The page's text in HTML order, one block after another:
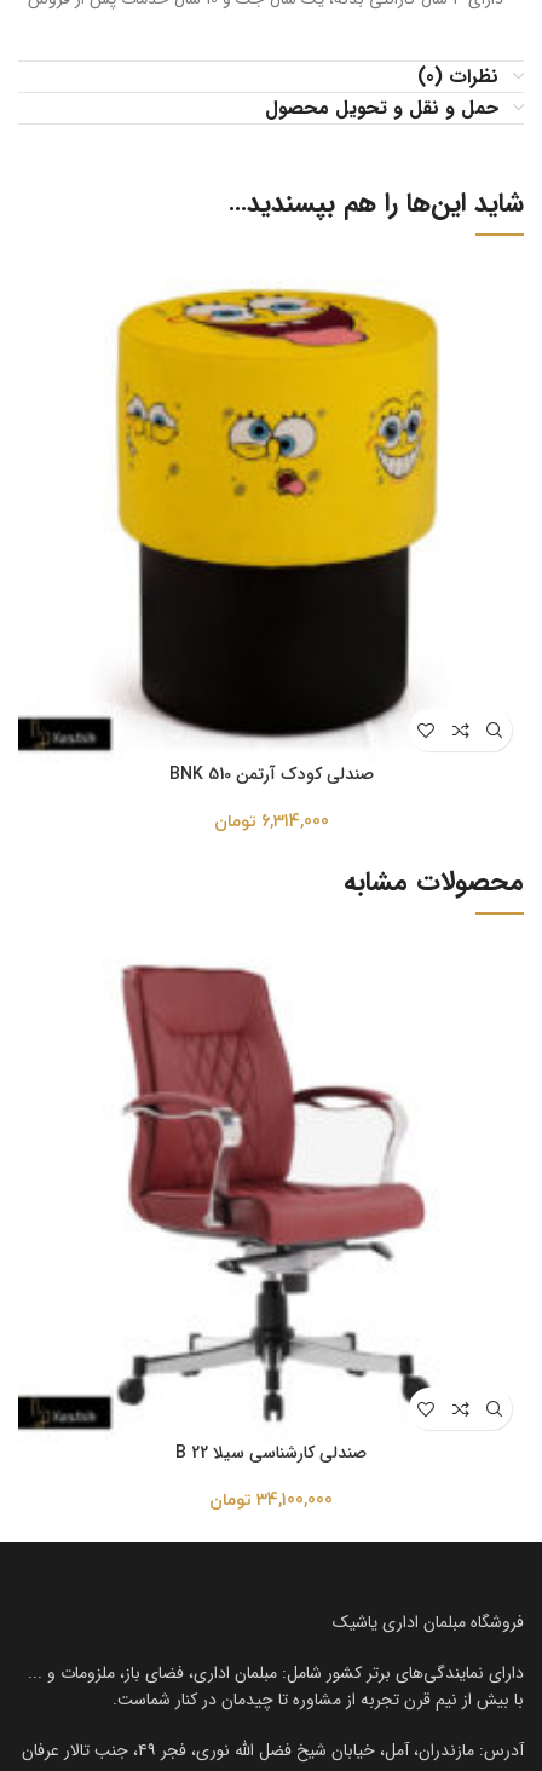
نظرات (0)
حمل و نقل و تحویل محصول
شاید این‌ها را هم بپسندید…
صندلی کودک آرتمن BNK 510
6,314,000 تومان
محصولات مشابه
صندلی کارشناسی سیلا B 22
34,100,000 تومان
فروشگاه مبلمان اداری یاشیک
دارای نمایندگی‌های برتر کشور شامل: مبلمان اداری، فضای باز، ملزومات و ...
با بیش از نیم قرن تجربه از مشاوره تا چیدمان در کنار شماست.
آدرس: مازندران، آمل، خیابان شیخ فضل الله نوری، فجر ۴۹، جنب تالار عرفان